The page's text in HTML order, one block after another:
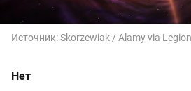
Источник:Skorzewiak / Alamy via
Нет